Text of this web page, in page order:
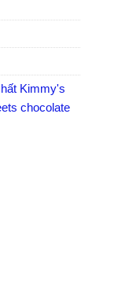
Kimmy's
chocolate